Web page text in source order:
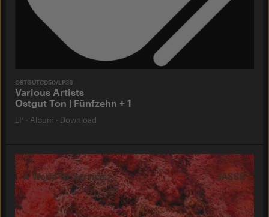
OSTGUTCD50/LP36
Various Artists
Ostgut Ton | Fünfzehn + 1
LP · Album · Download